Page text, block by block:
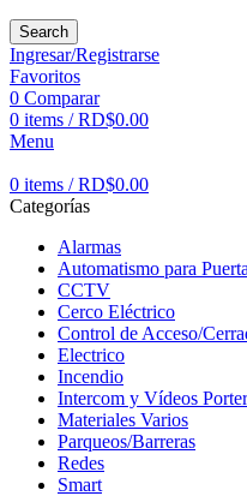
Search
Ingresar/Registrarse
Favoritos
0 Comparar
0 items / RD$0.00
Menu
0 items / RD$0.00
Categorías
Alarmas
Automatismo para
CCTV
Cerco Eléctrico
Control de Acceso/
Electrico
Incendio
Intercom y Vídeos
Materiales Varios
Parqueos/Barreras
Redes
Smart